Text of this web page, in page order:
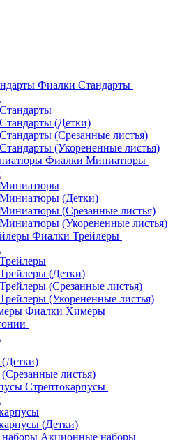
Фиалки Стандарты
(Детки)
(Срезанные листья)
(Укорененные листья)
Фиалки Миниатюры
(Детки)
(Срезанные листья)
(Укорененные листья)
Фиалки Трейлеры
(Детки)
(Срезанные листья)
(Укорененные листья)
Фиалки Химеры
листья)
Стрептокарпусы
(Детки)
Акционные наборы